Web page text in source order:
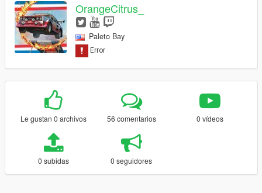
OrangeCitrus_
Paleto Bay
Le gustan 0 archivos 56 comentarios 0 vídeos
0 subidas 0 seguidores